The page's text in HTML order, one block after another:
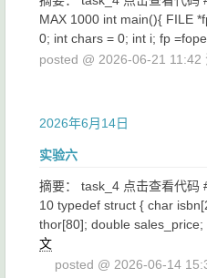
MAX 1000 int main(){ FILE
0; int chars = 0; int i; fp
posted @ 2026-06-21 11:42
2026年6月14日
实验六
摘要： task_4 点击查看代码
10 typedef struct { char
thor[80]; double
文
posted @ 2026-06-14